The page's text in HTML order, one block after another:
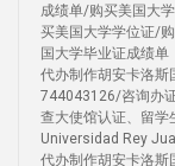
成绩单/购买美国大
买美国大学学位证/
国大学毕业证成绩单
代办制作胡安卡洛斯
744043126/咨询办
查大使馆认证、留学
Universidad Rey
代办制作胡安卡洛斯